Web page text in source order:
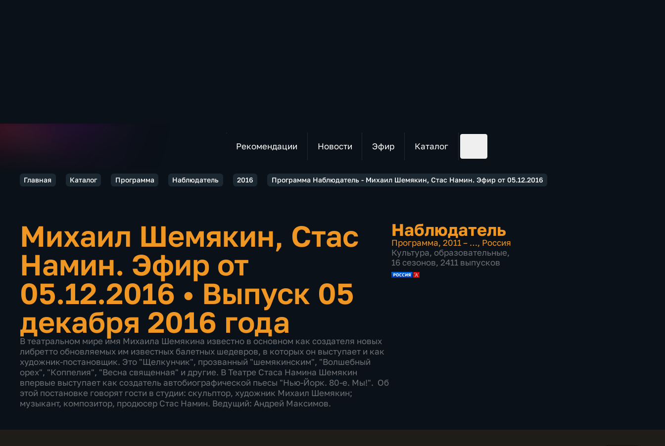
Рекомендации Новости Эфир Каталог
Главная Каталог Программа Наблюдатель 2016 Программа Наблюдатель - Михаил Шемякин, Стас Намин. Эфир от 05.12.2016
Михаил Шемякин, Стас
Намин. Эфир от
05.12.2016 •Выпуск 05
декабря 2016 года
В театральном мире имя Михаила Шемякина известно в основном как создателя новых
либретто обновляемых им известных балетных шедевров, в которых он выступает и как
художник-постановщик. Это "Щелкунчик", прозванный "шемякинским", "Волшебный
орех", "Коппелия", "Весна священная" и другие. В Театре Стаса Намина Шемякин
впервые выступает как создатель автобиографической пьесы "Нью-Йорк. 80-е. Мы!". Об
этой постановке говорят гости в студии: скульптор, художник Михаил Шемякин;
музыкант, композитор, продюсер Стас Намин. Ведущий: Андрей Максимов.
Наблюдатель
Программа, 2011 – …, Россия
Культура, образовательные,
16 сезонов, 2411 выпусков